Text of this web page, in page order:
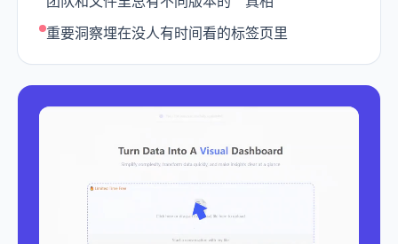
重要洞察埋在没人有时间看的标签页里